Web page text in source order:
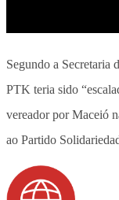
Segundo a Secretaria
PTK teria sido
vereador por Maceió
ao Partido